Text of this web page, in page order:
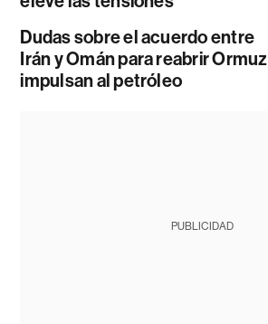
Dudas sobre el acuerdo entre
Irán y Omán para reabrir Ormuz
impulsan al petróleo
PUBLICIDAD